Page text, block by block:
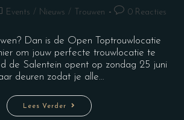
Events / Nieuws / Trouwen 0 Reacties
Dan is de Open Toptrouwlocatie
om jouw perfecte trouwlocatie te
de Salentein opent op zondag 25 juni
deuren zodat je alle…
Lees Verder